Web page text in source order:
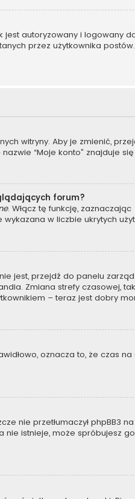
jest autoryzowany i logowany
przez użytkownika
witryny. Aby je zmienić,
“Moje konto” znajduje
forum?
. Włącz tę funkcję, zaznaczając
w liczbie ukrytych
jest, przejdź do panelu
Zmiana strefy czasowej,
– teraz jest dobry
oznacza to, że czas
nie przetłumaczył phpBB3
istnieje, może spróbujesz